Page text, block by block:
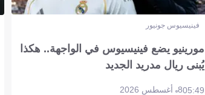
فينيسيوس جونيور
مورينيو يضع فينيسيوس في الواجهة.. هكذا
يُبنى ريال مدريد الجديد
05:498 أغسطس 2026